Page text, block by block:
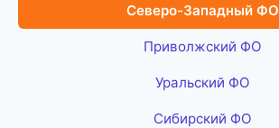
Северо-Западный ФО
Приволжский ФО
Уральский ФО
Сибирский ФО